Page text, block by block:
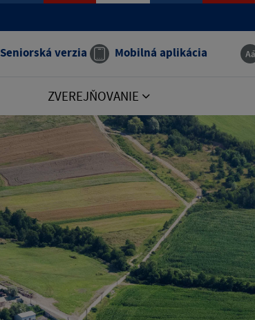
Seniorská verzia Mobilná aplikácia
ZVEREJŇOVANIE